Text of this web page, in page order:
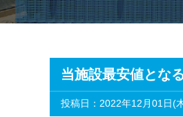
当施設最安値とな
投稿日：2022年12月01日(